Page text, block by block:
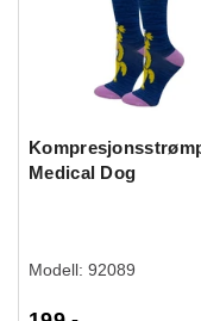
Medical Dog
Modell: 92089